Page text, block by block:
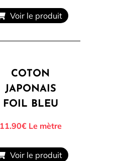
Voir le produit
COTON
JAPONAIS
FOIL BLEU
11.90€Le mètre
Voir le produit